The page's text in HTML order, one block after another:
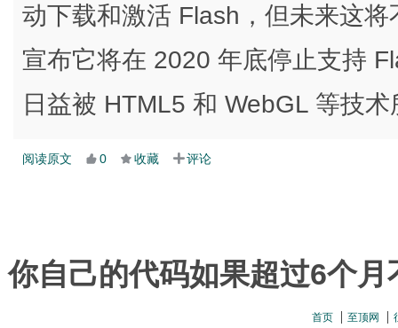
动下载和激活 Flash，但未来这
宣布它将在 2020 年底停止支持
日益被 HTML5 和 WebGL 等技术
阅读原文 0 收藏 评论
你自己的代码如果超过6个
首页 至顶网